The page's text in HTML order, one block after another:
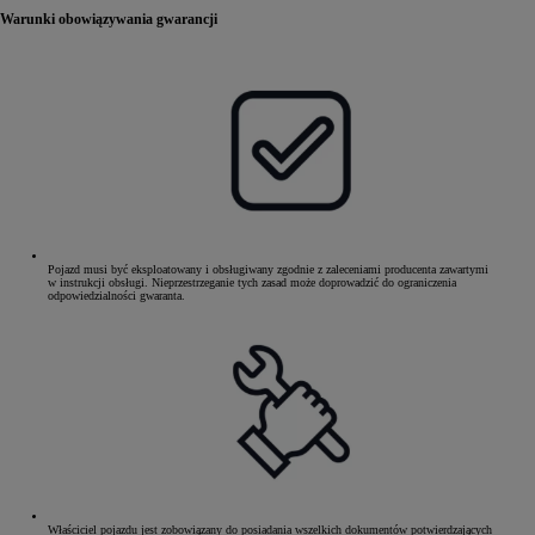
Warunki obowiązywania gwarancji
Pojazd musi być eksploatowany i obsługiwany zgodnie z zaleceniami producenta zawartymi
w instrukcji obsługi. Nieprzestrzeganie tych zasad może doprowadzić do ograniczenia
odpowiedzialności gwaranta.
Właściciel pojazdu jest zobowiązany do posiadania wszelkich dokumentów potwierdzających